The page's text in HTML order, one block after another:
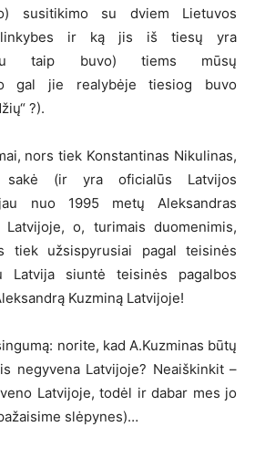
susitikimo su dviem Lietuvos
ir ką jis iš tiesų yra
taip buvo) tiems mūsų
gal jie realybėje tiesiog buvo
?).
nors tiek Konstantinas Nikulinas,
(ir yra oficialūs Latvijos
nuo 1995 metų Aleksandras
Latvijoje, o, turimais duomenimis,
tiek užsispyrusiai pagal teisinės
Latvija siuntė teisinės pagalbos
Kuzminą Latvijoje!
norite, kad A.Kuzminas būtų
negyvena Latvijoje? Neaiškinkit –
Latvijoje, todėl ir dabar mes jo
slėpynes)…